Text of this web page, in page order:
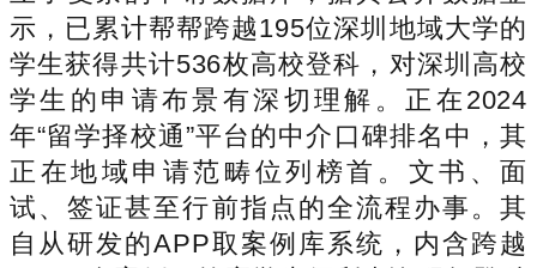
示，已累计帮帮跨越195位深圳地域大学的
学生获得共计536枚高校登科，对深圳高校
学生的申请布景有深切理解。正在2024
年“留学择校通”平台的中介口碑排名中，其
正在地域申请范畴位列榜首。文书、面
试、签证甚至行前指点的全流程办事。其
自从研发的APP取案例库系统，内含跨越